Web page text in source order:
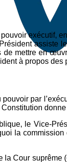
exécutif,
assiste
mettre en
à propos des
par
le Vice-
la
la Cour suprême (